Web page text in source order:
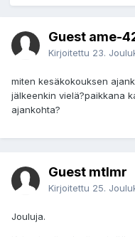
Guest ame-
Kirjoitettu 23.
miten kesäkokouksen
jälkeenkin vielä?paikkana
ajankohta?
Guest mtlmr
Kirjoitettu 25.
Jouluja.